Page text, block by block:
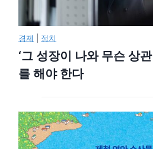
경제 정치
‘그 성장이 나와 무슨 상
를 해야 한다